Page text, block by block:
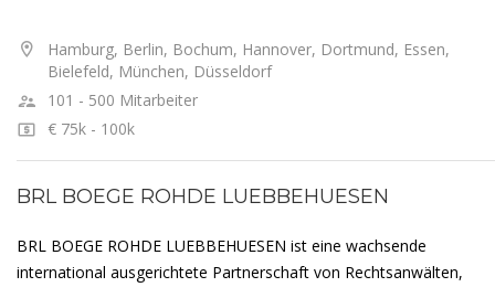
Hamburg, Berlin, Bochum, Hannover, Dortmund, Essen,
Bielefeld, München, Düsseldorf
101 - 500 Mitarbeiter
€ 75k - 100k
BRL BOEGE ROHDE LUEBBEHUESEN
BRL BOEGE ROHDE LUEBBEHUESEN ist eine wachsende
international ausgerichtete Partnerschaft von Rechtsanwälten,